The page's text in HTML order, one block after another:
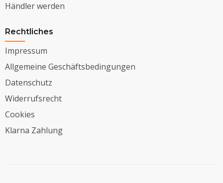
Händler werden
Rechtliches
Impressum
Allgemeine Geschäftsbedingungen
Datenschutz
Widerrufsrecht
Cookies
Klarna Zahlung